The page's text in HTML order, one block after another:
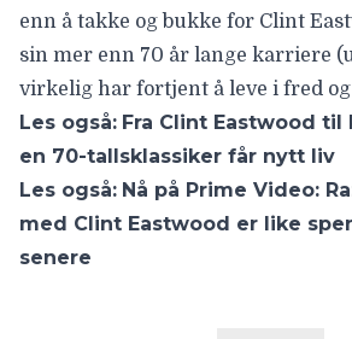
enn å takke og bukke for Clint
sin mer enn 70 år lange karriere
virkelig har fortjent å leve i fred og
Les også: Fra Clint Eastwood til
en 70-tallsklassiker får nytt liv
Les også: Nå på Prime Video:
med Clint Eastwood er like
senere